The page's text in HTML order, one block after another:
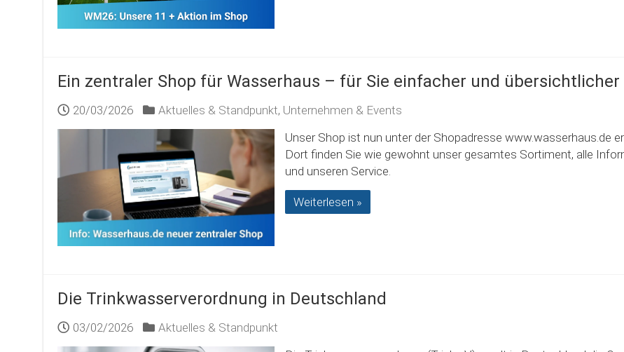
Ein zentraler Shop für Wasserhaus – für Sie einfacher und übersichtlicher
20/03/2026 Aktuelles & Standpunkt, Unternehmen & Events
Unser Shop ist nun unter der Shopadresse www.wasserhaus.de
Dort finden Sie wie gewohnt unser gesamtes Sortiment, alle
und unseren Service.
Weiterlesen »
Die Trinkwasserverordnung in Deutschland
03/02/2026
Aktuelles & Standpunkt